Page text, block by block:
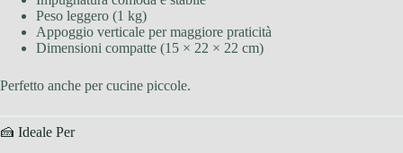
Peso leggero (1 kg)
Appoggio verticale per maggiore praticità
Dimensioni compatte (15 × 22 × 22 cm)
Perfetto anche per cucine piccole.
🍰 Ideale Per